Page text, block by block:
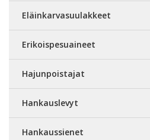
Eläinkarvasuulakkeet
Erikoispesuaineet
Hajunpoistajat
Hankauslevyt
Hankaussienet